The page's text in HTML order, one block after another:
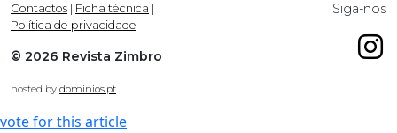
Contactos Ficha técnica
Política de privacidade
© 2026 Revista Zimbro
hosted by dominios.pt
Siga-nos
vote for this article